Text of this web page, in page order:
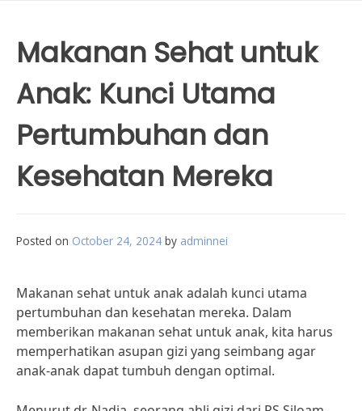
Makanan Sehat untuk
Anak: Kunci Utama
Pertumbuhan dan
Kesehatan Mereka
Posted on October 24, 2024 by adminnei
Makanan sehat untuk anak adalah kunci utama
pertumbuhan dan kesehatan mereka. Dalam
memberikan makanan sehat untuk anak, kita harus
memperhatikan asupan gizi yang seimbang agar
anak-anak dapat tumbuh dengan optimal.